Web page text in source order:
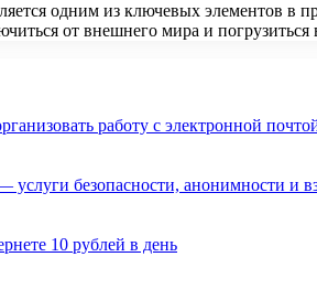
одним из ключевых элементов в
от внешнего мира и
работу с электронной
услуги безопасности, анонимности и
10 рублей в день